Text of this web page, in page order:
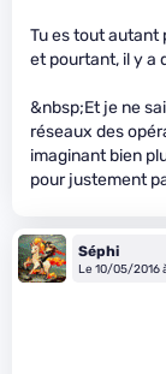
Tu es tout autant
et pourtant, il y a
&nbsp;Et je ne
réseaux des
imaginant bien
pour justement
Séphi
Le 10/05/2016